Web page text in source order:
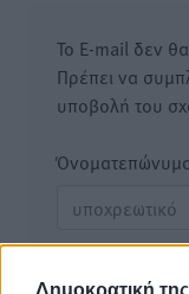
Δημοκρατική
Το E-mail δεν
Πρέπει να
υποβολή του
Φύλαξε τα